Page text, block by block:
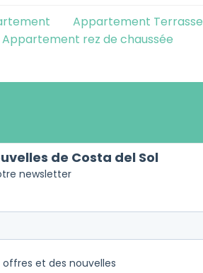
Appartement Terrasse
Appartement rez de chaussée